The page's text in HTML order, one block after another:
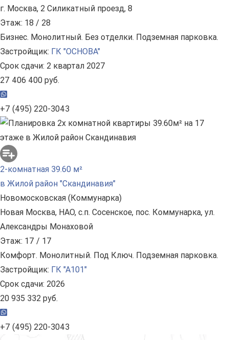
г. Москва, 2 Силикатный проезд, 8
Этаж: 18 / 28
Бизнес. Монолитный. Без отделки. Подземная парковка.
Застройщик: ГК "ОСНОВА"
Срок сдачи: 2 квартал 2027
27 406 400 руб.
+7 (495) 220-3043
2-комнатная 39.60 м²
в Жилой район "Скандинавия"
Новомосковская (Коммунарка)
Новая Москва, НАО, с.п. Сосенское, пос. Коммунарка, ул.
Александры Монаховой
Этаж: 17 / 17
Комфорт. Монолитный. Под Ключ. Подземная парковка.
Застройщик: ГК "А101"
Срок сдачи: 2026
20 935 332 руб.
+7 (495) 220-3043